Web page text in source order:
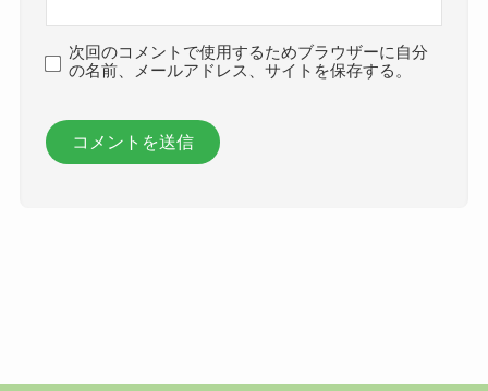
次回のコメントで使用するためブラウザーに自分
の名前、メールアドレス、サイトを保存する。